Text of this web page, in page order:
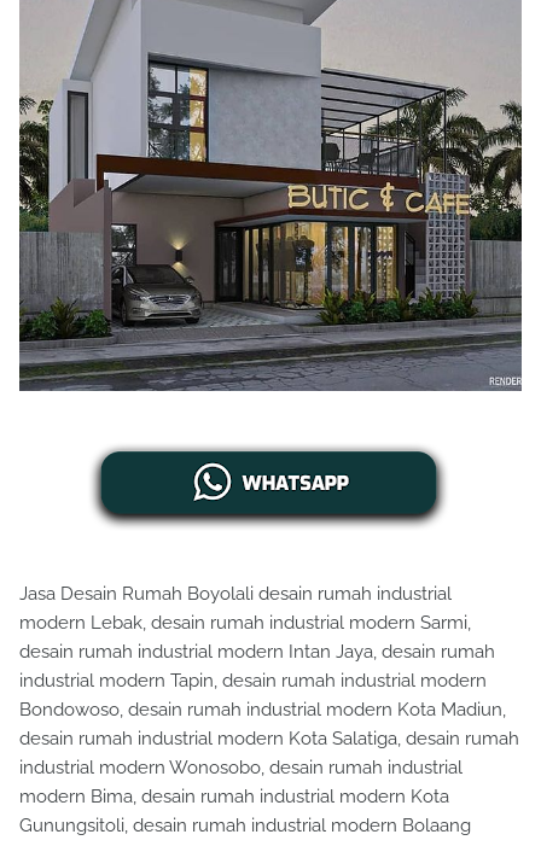
Jasa Desain Rumah Boyolali desain rumah industrial
modern Lebak, desain rumah industrial modern Sarmi,
desain rumah industrial modern Intan Jaya, desain rumah
industrial modern Tapin, desain rumah industrial modern
Bondowoso, desain rumah industrial modern Kota Madiun,
desain rumah industrial modern Kota Salatiga, desain rumah
industrial modern Wonosobo, desain rumah industrial
modern Bima, desain rumah industrial modern Kota
Gunungsitoli, desain rumah industrial modern Bolaang